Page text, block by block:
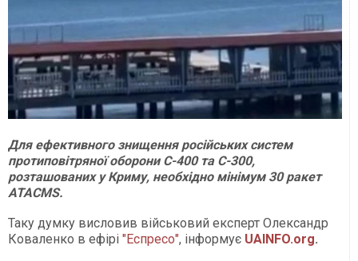
Для ефективного знищення російських систем
протиповітряної оборони С-400 та С-300,
розташованих у Криму, необхідно мінімум 30 ракет
ATACMS.
Таку думку висловив військовий експерт Олександр
Коваленко в ефірі "Еспресо", інформує UAINFO.org.